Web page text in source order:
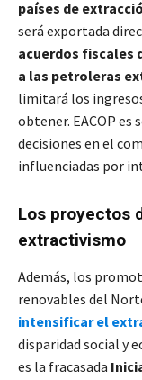
países de
será exportada
acuerdos fiscales
a las petroleras
limitará los
obtener. EACOP es
decisiones en el
influenciadas por
Los proyectos
extractivismo
Además, los
renovables del
intensificar el
disparidad social y
es la fracasada